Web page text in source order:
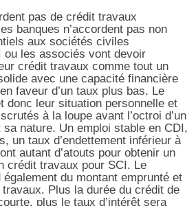
pas de crédit travaux
banques n’accordent pas non
aux sociétés civiles
ou les associés vont devoir
crédit travaux comme tout un
avec une capacité financière
faveur d’un taux plus bas. Le
donc leur situation personnelle et
à la loupe avant l’octroi d’un
nature. Un emploi stable en CDI,
un taux d’endettement inférieur à
autant d’atouts pour obtenir un
crédit travaux pour SCI. Le
du montant emprunté et
Plus la durée du crédit de
plus le taux d’intérêt sera